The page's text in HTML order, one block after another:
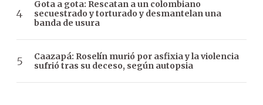
Gota a gota: Rescatan a un colombiano
secuestrado y torturado y desmantelan una
banda de usura
Caazapá: Roselín murió por asfixia y la violencia
sufrió tras su deceso, según autopsia